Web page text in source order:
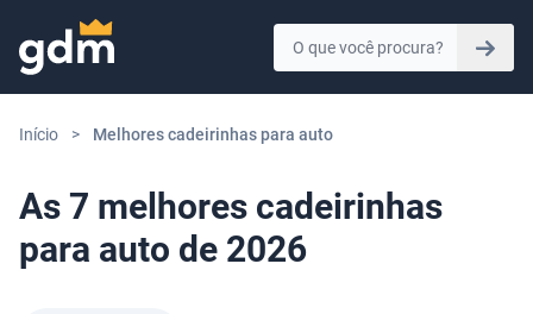
Skip to content
Início > Melhores cadeirinhas para auto
As 7 melhores cadeirinhas
para auto de 2026